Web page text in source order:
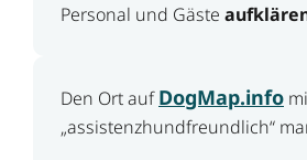
Personal und Gäste
Den Ort aufDogMap.info
„assistenzhundfreundlich“